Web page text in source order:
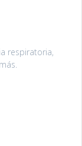
respiratoria,